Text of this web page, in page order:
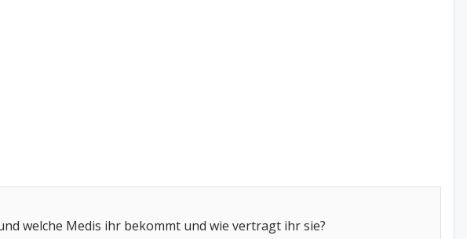
welche Medis ihr bekommt und wie vertragt ihr sie?